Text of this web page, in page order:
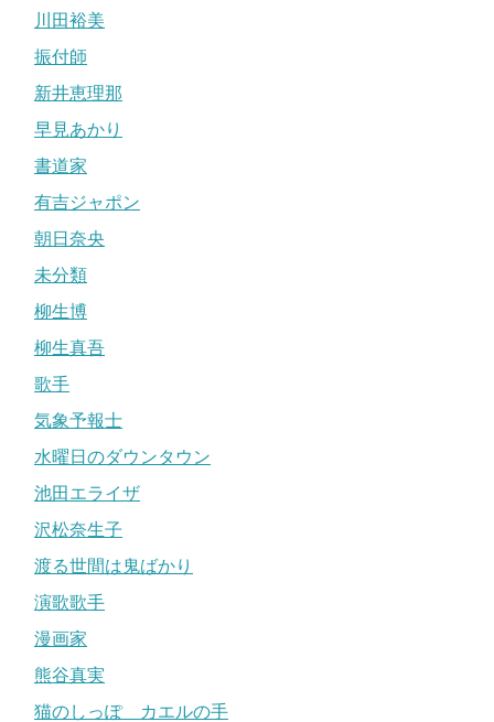
川田裕美
振付師
新井恵理那
早見あかり
書道家
有吉ジャポン
朝日奈央
未分類
柳生博
柳生真吾
歌手
気象予報士
水曜日のダウンタウン
池田エライザ
沢松奈生子
渡る世間は鬼ばかり
演歌歌手
漫画家
熊谷真実
猫のしっぽ カエルの手